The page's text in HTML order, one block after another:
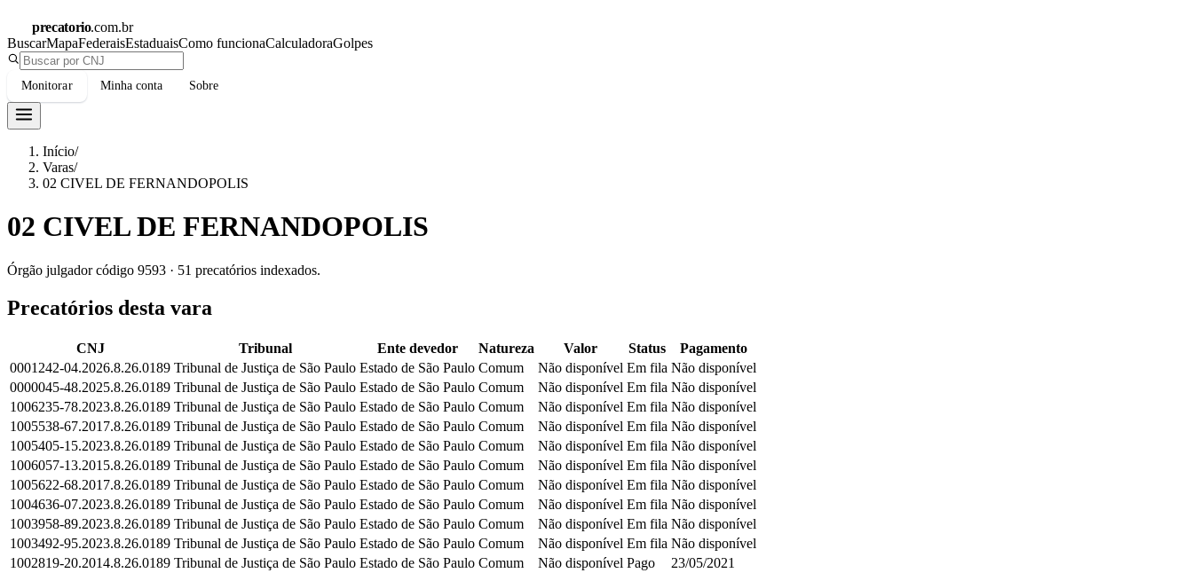
precatorio.com.br
BuscarMapaFederaisEstaduaisComo funcionaCalculadoraGolpes
Monitorar Minha conta Sobre
Início/
Varas/
02 CIVEL DE FERNANDOPOLIS
02 CIVEL DE FERNANDOPOLIS
Órgão julgador código 9593 · 51 precatórios indexados.
Precatórios desta vara
CNJ Tribunal Ente devedor Natureza Valor Status
Pagamento
0001242-04.2026.8.26.0189 Tribunal de Justiça de São Paulo Estado de São Paulo Comum Não disponível Em fila Não disponível
0000045-48.2025.8.26.0189 Tribunal de Justiça de São Paulo Estado de São Paulo Comum Não disponível Em fila Não disponível
1006235-78.2023.8.26.0189 Tribunal de Justiça de São Paulo Estado de São Paulo Comum Não disponível Em fila Não disponível
1005538-67.2017.8.26.0189 Tribunal de Justiça de São Paulo Estado de São Paulo Comum Não disponível Em fila Não disponível
1005405-15.2023.8.26.0189 Tribunal de Justiça de São Paulo Estado de São Paulo Comum Não disponível Em fila Não disponível
1006057-13.2015.8.26.0189 Tribunal de Justiça de São Paulo Estado de São Paulo Comum Não disponível Em fila Não disponível
1005622-68.2017.8.26.0189 Tribunal de Justiça de São Paulo Estado de São Paulo Comum Não disponível Em fila Não disponível
1004636-07.2023.8.26.0189 Tribunal de Justiça de São Paulo Estado de São Paulo Comum Não disponível Em fila Não disponível
1003958-89.2023.8.26.0189 Tribunal de Justiça de São Paulo Estado de São Paulo Comum Não disponível Em fila Não disponível
1003492-95.2023.8.26.0189 Tribunal de Justiça de São Paulo Estado de São Paulo Comum Não disponível Em fila Não disponível
1002819-20.2014.8.26.0189 Tribunal de Justiça de São Paulo Estado de São Paulo Comum Não disponível Pago
23/05/2021